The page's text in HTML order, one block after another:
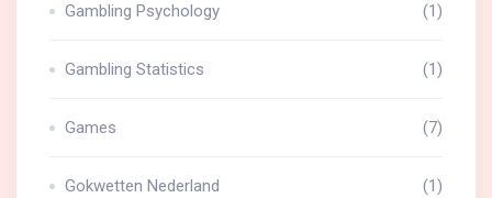
Gambling Psychology (1)
Gambling Statistics (1)
Games (7)
Gokwetten Nederland (1)